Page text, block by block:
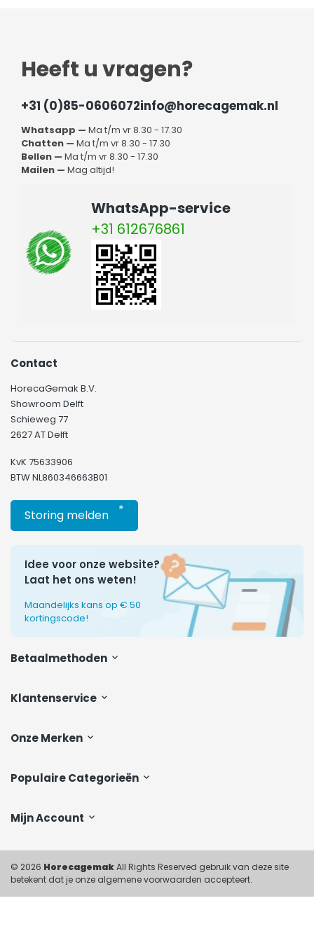
Heeft u vragen?
+31 (0)85-0606072info@horecagemak.nl
Whatsapp — Ma t/m vr 8.30 - 17.30
Chatten — Ma t/m vr 8.30 - 17.30
Bellen — Ma t/m vr 8.30 - 17.30
Mailen — Mag altijd!
WhatsApp-service
+31 612676861
Klantenservice
Onze Merken
Populaire Categorieën
Mijn Account
Contact
HorecaGemak B.V.
Showroom Delft
Schieweg 77
2627 AT Delft
KvK 75633906
BTW NL860346663B01
Storing melden *
Idee voor onze website?
Laat het ons weten!
Maandelijks kans op € 50
kortingscode!
Betaalmethoden
© 2026 HorecagemakAll Rights Reserved gebruik van deze site
betekent dat je onze algemene voorwaarden accepteert.